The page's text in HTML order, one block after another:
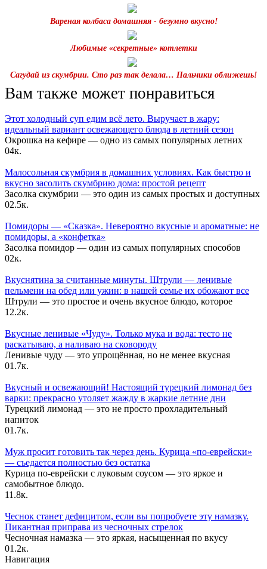
Вареная колбаса домашняя - безумно вкусно!
Любимые «секретные» котлетки
Сагудай из скумбрии. Сто раз так делала… Пальчики оближешь!
Вам также может понравиться
Этот холодный суп едим всё лето. Выручает в жару:
идеальный вариант освежающего блюда в летний сезон
Окрошка на кефире — одно из самых популярных летних
04к.
Малосольная скумбрия в домашних условиях. Как быстро и
вкусно засолить скумбрию дома: простой рецепт
Засолка скумбрии — это один из самых простых и доступных
02.5к.
Помидоры — «Сказка». Невероятно вкусные и ароматные: не
помидоры, а «конфетка»
Засолка помидор — один из самых популярных способов
02к.
Вкуснятина за считанные минуты. Штрули — ленивые
пельмени на обед или ужин: в нашей семье их обожают все
Штрули — это простое и очень вкусное блюдо, которое
1 2.2к.
Вкусные ленивые «Чуду». Только мука и вода: тесто не
раскатываю, а наливаю на сковороду
Ленивые чуду — это упрощённая, но не менее вкусная
01.7к.
Вкусный и освежающий! Настоящий турецкий лимонад без
варки: прекрасно утоляет жажду в жаркие летние дни
Турецкий лимонад — это не просто прохладительный
напиток
01.7к.
Муж просит готовить так через день. Курица «по-еврейски»
— съедается полностью без остатка
Курица по-еврейски с луковым соусом — это яркое и
самобытное блюдо.
11.8к.
Чеснок станет дефицитом, если вы попробуете эту намазку.
Пикантная приправа из чесночных стрелок
Чесночная намазка — это яркая, насыщенная по вкусу
01.2к.
Навигация